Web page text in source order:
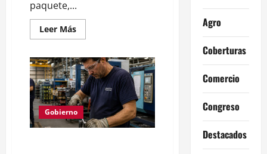
paquete,...
Leer MásLeer
más
Gobierno
amplía
franquicia
postal
a
U$S
400
y
habilita
Gobierno
Agro
Coberturas
Comercio
Congreso
Destacados